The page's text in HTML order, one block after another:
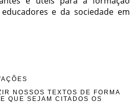
e da sociedade em
NOSSOS TEXTOS DE FORMA
QUE SEJAM CITADOS OS